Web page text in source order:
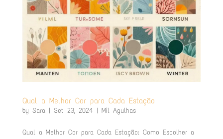
Qual a Melhor Cor para Cada Estação
by Sara| Set 23, 2024 | Mil Agulhas
Qual a Melhor Cor para Cada Estação: Como Escolher a